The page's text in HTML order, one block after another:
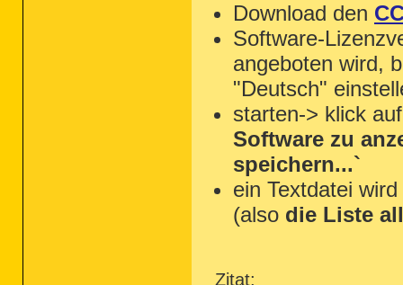
Download den
Software-
angeboten wird,
"Deutsch"
starten-> klick
Software zu
speichern...`
ein Textdatei
(also die Liste
Zitat: